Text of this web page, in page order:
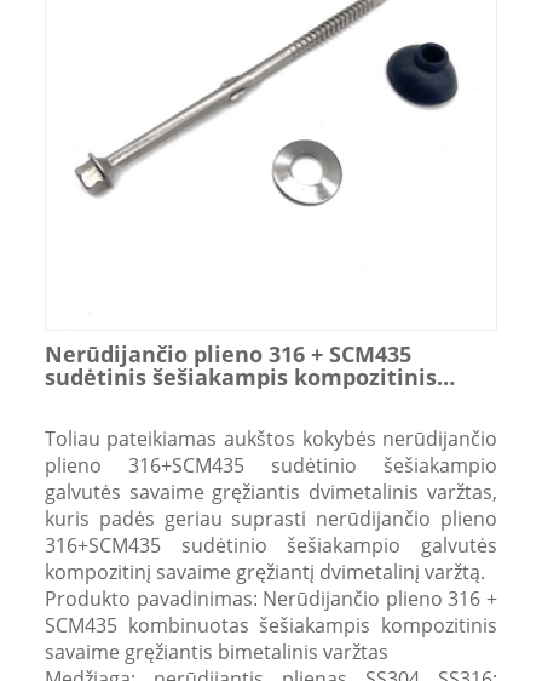
Nerūdijančio plieno 316 + SCM435
sudėtinis šešiakampis kompozitinis
Toliau pateikiamas aukštos kokybės nerūdijančio
plieno 316+SCM435 sudėtinio šešiakampio
galvutės savaime gręžiantis dvimetalinis varžtas,
kuris padės geriau suprasti nerūdijančio plieno
316+SCM435 sudėtinio šešiakampio galvutės
kompozitinį savaime gręžiantį dvimetalinį varžtą.
Produkto pavadinimas: Nerūdijančio plieno 316 +
SCM435 kombinuotas šešiakampis kompozitinis
savaime gręžiantis bimetalinis varžtas